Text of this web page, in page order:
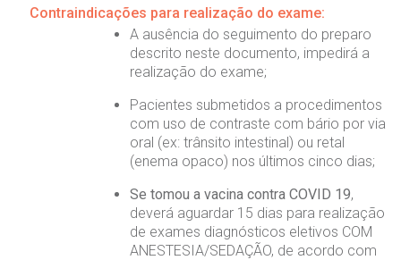
Saiba mais
CEP: 01438-000 | Jardim Paulista
Contraindicações para realização do exame:
A ausência do seguimento do preparo
descrito neste documento, impedirá a
realização do exame;
Pacientes submetidos a procedimentos
com uso de contraste com bário por via
oral (ex: trânsito intestinal) ou retal
(enema opaco) nos últimos cinco dias;
Se tomou a vacina contra COVID 19,
deverá aguardar 15 dias para realização
de exames diagnósticos eletivos COM
ANESTESIA/SEDAÇÃO, de acordo com